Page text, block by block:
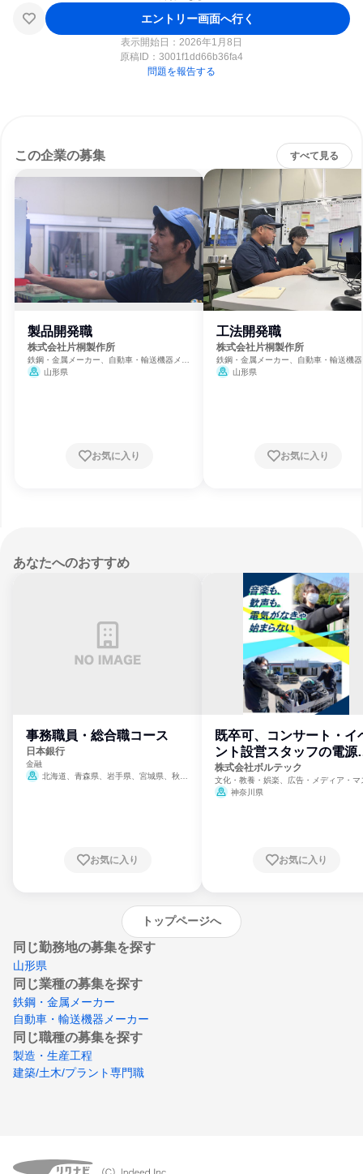
エントリー画面へ行く
表示開始日：2026年1月8日
原稿ID： 3001f1dd66b36fa4
問題を報告する
この企業の募集 すべて見る
製品開発職
株式会社片桐製作所
鉄鋼・金属メーカー、自動車・輸送機器メー
カー 山形県
お気に入り
工法開発職
株式会社片桐製作所
鉄鋼・金属メーカー、自動車・輸送機
カー 山形県
お気に入り
あなたへのおすすめ
事務職員・総合職コース
日本銀行
金融
北海道、青森県、岩手県、宮城県、秋田
崎県、熊本県、大分県、宮崎県、鹿児島県、
お気に入り
既卒可、コンサート・イ
ント設営スタッフの電源
門
株式会社ボルテック
文化・教養・娯楽、広告・メディア・マ
ミ、電力・ガス・水道・エネルギー
神奈川県
お気に入り
トップページへ
同じ勤務地の募集を探す
山形県
同じ業種の募集を探す
鉄鋼・金属メーカー
自動車・輸送機器メーカー
同じ職種の募集を探す
製造・生産工程
建築/土木/プラント専門職